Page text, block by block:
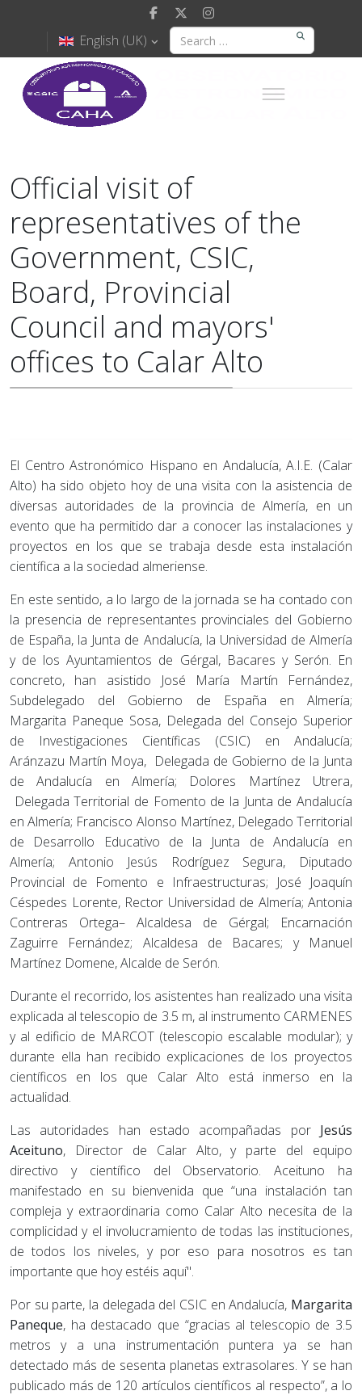
English (UK)
Official visit of
representatives of the
Government, CSIC,
Board, Provincial
Council and mayors'
offices to Calar Alto
El Centro Astronómico Hispano en Andalucía, A.I.E. (Calar
Alto) ha sido objeto hoy de una visita con la asistencia de
diversas autoridades de la provincia de Almería, en un
evento que ha permitido dar a conocer las instalaciones y
proyectos en los que se trabaja desde esta instalación
científica a la sociedad almeriense.
En este sentido, a lo largo de la jornada se ha contado con
la presencia de representantes provinciales del Gobierno
de España, la Junta de Andalucía, la Universidad de Almería
y de los Ayuntamientos de Gérgal, Bacares y Serón. En
concreto, han asistido José María Martín Fernández,
Subdelegado del Gobierno de España en Almería;
Margarita Paneque Sosa, Delegada del Consejo Superior
de Investigaciones Científicas (CSIC) en Andalucía;
Aránzazu Martín Moya, Delegada de Gobierno de la Junta
de Andalucía en Almería; Dolores Martínez Utrera,
Delegada Territorial de Fomento de la Junta de Andalucía
en Almería; Francisco Alonso Martínez, Delegado Territorial
de Desarrollo Educativo de la Junta de Andalucía en
Almería; Antonio Jesús Rodríguez Segura, Diputado
Provincial de Fomento e Infraestructuras; José Joaquín
Céspedes Lorente, Rector Universidad de Almería; Antonia
Contreras Ortega– Alcaldesa de Gérgal; Encarnación
Zaguirre Fernández; Alcaldesa de Bacares; y Manuel
Martínez Domene, Alcalde de Serón.
Durante el recorrido, los asistentes han realizado una visita
explicada al telescopio de 3.5 m, al instrumento CARMENES
y al edificio de MARCOT (telescopio escalable modular); y
durante ella han recibido explicaciones de los proyectos
científicos en los que Calar Alto está inmerso en la
actualidad.
Las autoridades han estado acompañadas por Jesús
Aceituno, Director de Calar Alto, y parte del equipo
directivo y científico del Observatorio. Aceituno ha
manifestado en su bienvenida que “una instalación tan
compleja y extraordinaria como Calar Alto necesita de la
complicidad y el involucramiento de todas las instituciones,
de todos los niveles, y por eso para nosotros es tan
importante que hoy estéis aquí".
Por su parte, la delegada del CSIC en Andalucía, Margarita
Paneque, ha destacado que “gracias al telescopio de 3.5
metros y a una instrumentación puntera ya se han
detectado más de sesenta planetas extrasolares. Y se han
publicado más de 120 artículos científicos al respecto”, a lo